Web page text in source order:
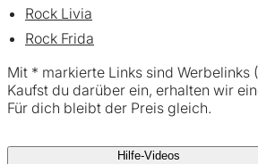
Rock Livia
Rock Frida
Mit * markierte Links sind Werbelinks
Kaufst du darüber ein, erhalten wir
Für dich bleibt der Preis gleich.
Hilfe-Videos